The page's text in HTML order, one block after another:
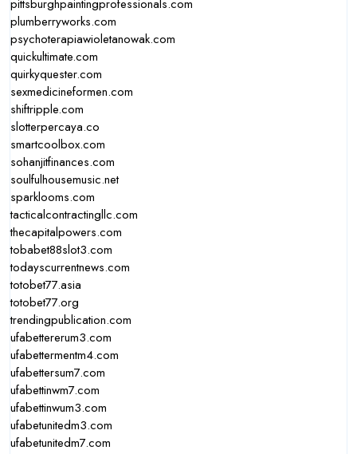
pittsburghpaintingprofessionals.com
plumberryworks.com
psychoterapiawioletanowak.com
quickultimate.com
quirkyquester.com
sexmedicineformen.com
shiftripple.com
slotterpercaya.co
smartcoolbox.com
sohanjitfinances.com
soulfulhousemusic.net
sparklooms.com
tacticalcontractingllc.com
thecapitalpowers.com
tobabet88slot3.com
todayscurrentnews.com
totobet77.asia
totobet77.org
trendingpublication.com
ufabettererum3.com
ufabettermentm4.com
ufabettersum7.com
ufabettinwm7.com
ufabettinwum3.com
ufabetunitedm3.com
ufabetunitedm7.com